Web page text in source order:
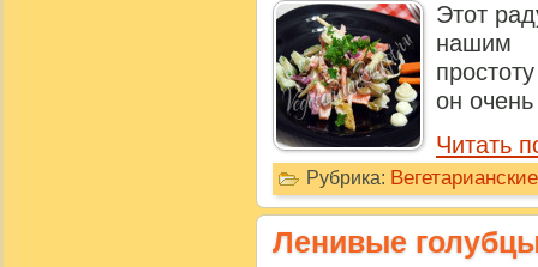
Этот
нашим
он
Читать
Рубрика:
Ленивые